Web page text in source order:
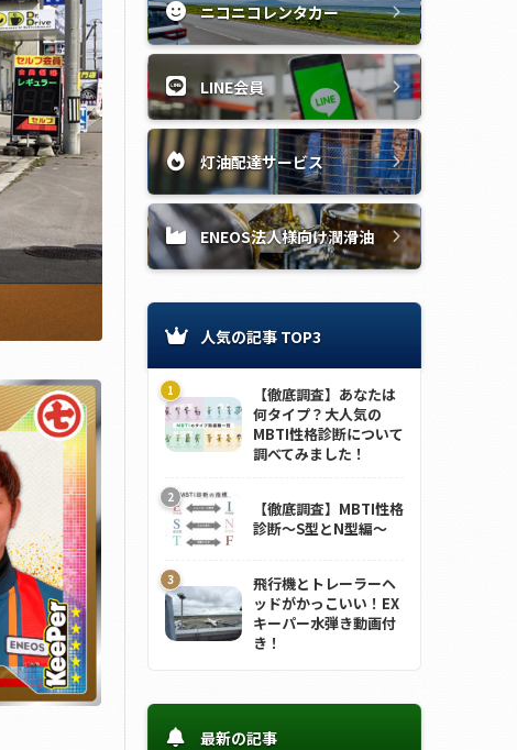
ニコニコレンタカー
LINE会員
灯油配達サービス
ENEOS法人様向け潤滑油
人気の記事 TOP3
【徹底調査】あなたは
何タイプ？大人気の
MBTI性格診断について
調べてみました！
【徹底調査】MBTI性格
診断～S型とN型編～
飛行機とトレーラーヘ
ッドがかっこいい！EX
キーパー水弾き動画付
き！
最新の記事